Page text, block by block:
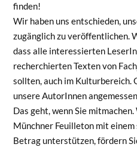
finden!
Wir haben uns entschieden,
zugänglich zu veröffentlichen.
dass alle interessierten
recherchierten Texten von
sollten, auch im Kulturbereich.
unsere AutorInnen
Das geht, wenn Sie mitmachen.
Münchner Feuilleton mit
Betrag unterstützen, fördern